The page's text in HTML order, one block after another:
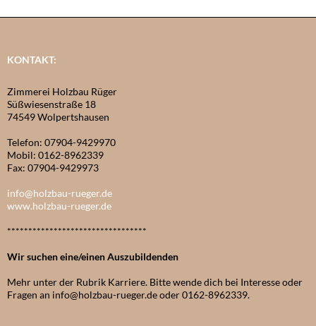
KONTAKT:
Zimmerei Holzbau Rüger
Süßwiesenstraße 18
74549 Wolpertshausen
Telefon: 07904-9429970
Mobil: 0162-8962339
Fax: 07904-9429973
info@holzbau-rueger.de
www.holzbau-rueger.de
*********************************
Wir suchen eine/einen Auszubildenden
Mehr unter der Rubrik Karriere. Bitte wende dich bei Interesse oder
Fragen an info@holzbau-rueger.de oder 0162-8962339.